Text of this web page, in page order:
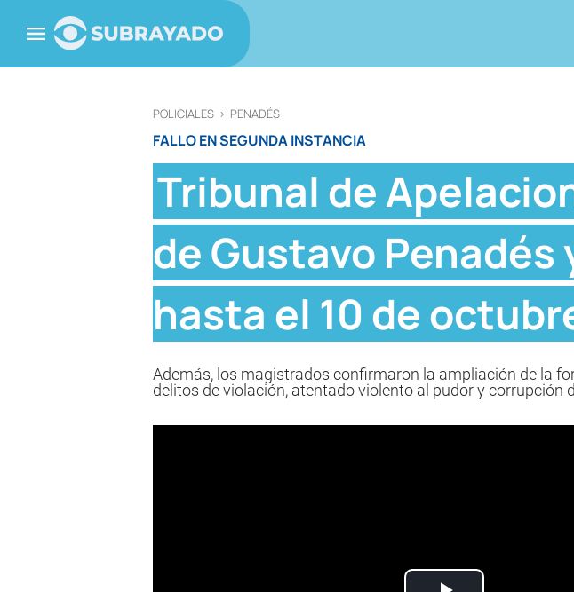
POLICIALES > PENADÉS
FALLO EN SEGUNDA INSTANCIA
Tribunal de
de Gustavo
hasta el 10 de
Además, los magistrados confirmaron la ampliación de la
delitos de violación, atentado violento al pudor y corrupción